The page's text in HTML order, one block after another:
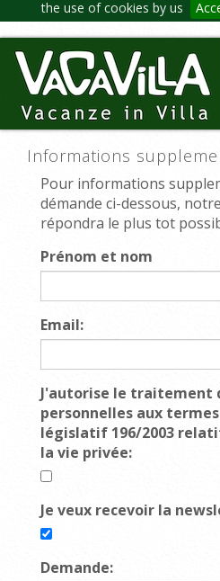
the use of cookies by us
Informations
Pour informations
démande ci-dessous,
répondra le plus tot
Prénom et nom
Email:
J'autorise le traitement
personnelles aux
législatif 196/2003
la vie privée:
Je veux recevoir la
Demande: